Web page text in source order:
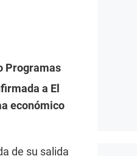
Programas
a El
económico
de su salida